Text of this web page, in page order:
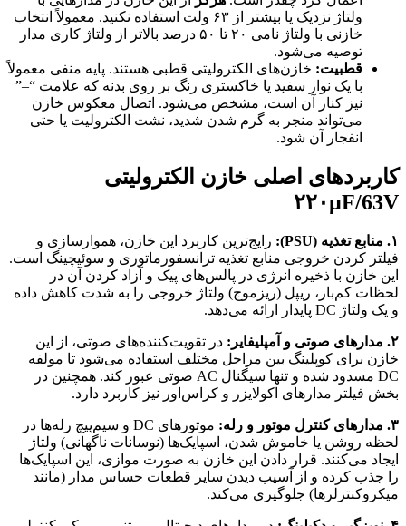
ولتاژ نزدیک یا بیشتر از ۶۳ ولت استفاده نکنید. معمولاً انتخاب
خازنی با ولتاژ نامی ۲۰ تا ۵۰ درصد بالاتر از ولتاژ کاری مدار
توصیه می‌شود.
قطبیت: خازن‌های الکترولیتی قطبی هستند. پایه منفی معمولاً
با یک نوار سفید یا خاکستری رنگ بر روی بدنه که علامت “–”
نیز کنار آن است، مشخص می‌شود. اتصال معکوس خازن
می‌تواند منجر به گرم شدن شدید، نشت الکترولیت یا حتی
انفجار آن شود.
کاربردهای اصلی خازن الکترولیتی
۲۲۰µF/63V
۱. منابع تغذیه (PSU):
رایج‌ترین کاربرد این خازن، هموارسازی و
فیلتر کردن خروجی منابع تغذیه ترانسفورماتوری و سوئیچینگ است.
این خازن با ذخیره انرژی در پالس‌های پیک و آزاد کردن آن در
لحظات کم‌بار، ریپل (ریزموج) ولتاژ خروجی را به شدت کاهش داده
و یک ولتاژ DC پایدار ارائه می‌دهد.
۲. مدارهای صوتی و آمپلی‍فایر:
در تقویت‌کننده‌های صوتی، از این
خازن برای کوپلینگ بین مراحل مختلف استفاده می‌شود تا مولفه
DC مسدود شده و تنها سیگنال AC صوتی عبور کند. همچنین در
بخش فیلتر مدارهای اکولایزر و کراس‌اور نیز کاربرد دارد.
۳. مدارهای کنترل موتور و رله:
موتورهای DC و سیم‌پیچ رله‌ها در
لحظه روشن یا خاموش شدن، اسپایک‌ها (نوسانات ناگهانی) ولتاژ
ایجاد می‌کنند. قرار دادن این خازن به صورت موازی، این اسپایک‌ها
را جذب کرده و از آسیب دیدن سایر قطعات حساس مدار (مانند
میکروکنترلرها) جلوگیری می‌کند.